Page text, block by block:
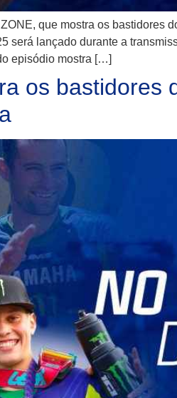
que mostra os bastidores
será lançado durante a
episódio mostra […]
os bastidores